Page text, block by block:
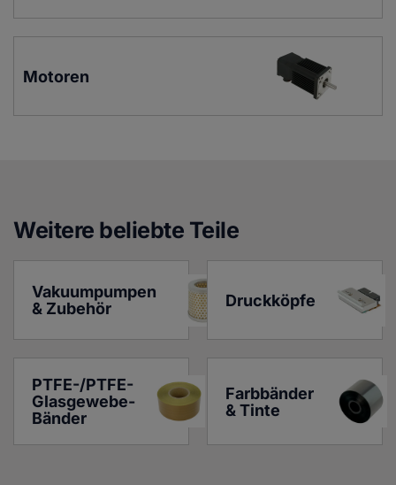
Motoren
Weitere beliebte Teile
Vakuumpumpen
& Zubehör
Druckköpfe
PTFE-/PTFE-
Glasgewebe-
Bänder
Farbbänder
& Tinte